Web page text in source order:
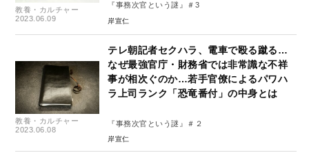
教養・カルチャー
2023.06.09
『事務次官という謎』＃3
岸宣仁
教養・カルチャー
2023.06.08
テレ朝記者セクハラ、電車で殴る蹴る…
なぜ最強官庁・財務省では非常識な不祥
事が相次ぐのか…若手官僚によるパワハ
ラ上司ランク「恐竜番付」の中身とは
『事務次官という謎』＃２
岸宣仁